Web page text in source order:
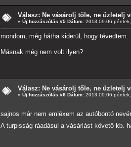
Válasz: Ne vásárolj tőle, ne üzletelj
« Új hozzászólás #5 Dátum: 2013.09.06
mondom, még hátha kiderül, hogy tévedtem.
Másnak még nem volt ilyen?
Válasz: Ne vásárolj tőle, ne üzletelj
« Új hozzászólás #6 Dátum: 2013.09.06
sajnos már nem emléxem az autóbontó
A turpisság ráadásul a vásárlást követő kb.